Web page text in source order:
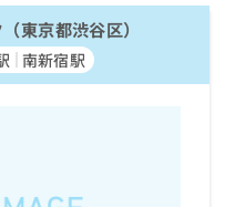
東京都渋谷区）
南新宿駅